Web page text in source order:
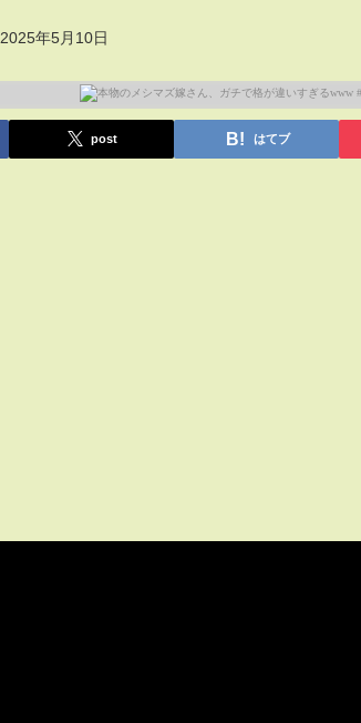
2025年5月10日
post はてブ